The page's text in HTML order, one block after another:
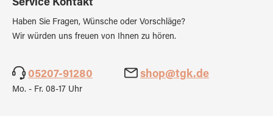
Service Kontakt
Haben Sie Fragen, Wünsche oder Vorschläge?
Wir würden uns freuen von Ihnen zu hören.
05207-91280 shop@tgk.de
Mo. - Fr. 08-17 Uhr